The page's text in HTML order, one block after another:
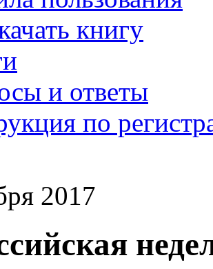
книгу
и ответы
по
2017